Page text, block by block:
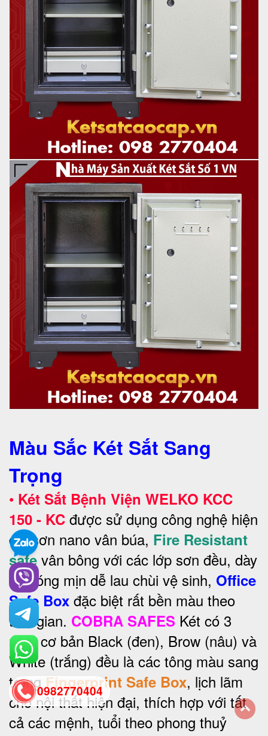
Màu Sắc Két Sắt Sang
Trọng
• Két Sắt Bệnh Viện WELKO KCC
150 - KC được sử dụng công nghệ hiện
đại sơn nano vân búa, Fire Resistant
safe vân bông với các lớp sơn đều, dày
và bóng mịn dễ lau chùi vệ sinh, Office
Safe Box đặc biệt rất bền màu theo
thời gian. COBRA SAFES Két có 3
màu cơ bản Black (đen), Brow (nâu) và
White (trắng) đều là các tông màu sang
trọng Fingerprint Safe Box, lịch lãm
cho nội thất hiện đại, thích hợp với tất
cả các mệnh, tuổi theo phong thuỷ
0982770404